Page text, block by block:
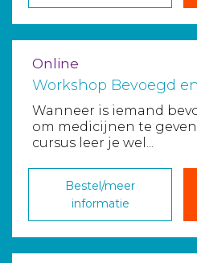
Online
Workshop Bevoegd
Wanneer is iemand
om medicijnen te
cursus leer je wel...
Bestel/meer
informatie